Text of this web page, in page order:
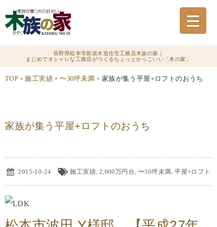
長野県松本市新築木造住宅工務店木族の家｜
まじめでオシャレな工務店がつくるちょっとかっこいい「木の家」
TOP › 施工実績 › 〜30坪未満 › 家族が集う平屋+ロフトのおうち
家族が集う平屋+ロフトのおうち
2015-10-24 施工実績, 2,000万円台, 〜30坪未満,平屋+ロフト